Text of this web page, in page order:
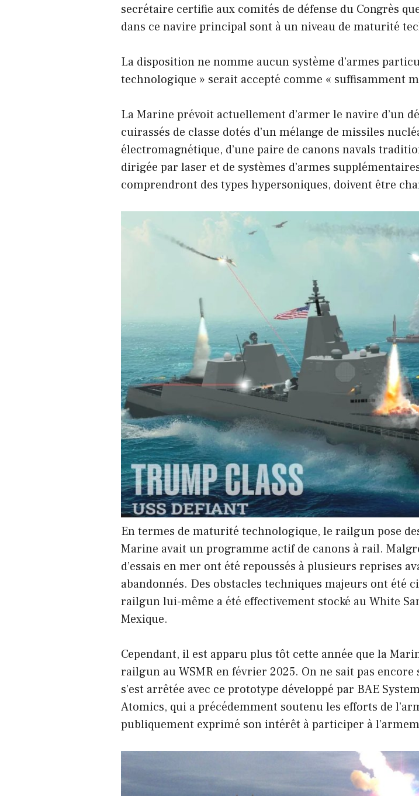
secrétaire certifie aux comités de défense du Congrès
dans ce navire principal sont à un niveau de maturité
La disposition ne nomme aucun système d’armes
technologique » serait accepté comme « suffisamment
La Marine prévoit actuellement d’armer le navire d’un
cuirassés de classe dotés d’un mélange de missiles
électromagnétique, d’une paire de canons navals
dirigée par laser et de systèmes d’armes
comprendront des types hypersoniques, doivent être
En termes de maturité technologique, le railgun pose
Marine avait un programme actif de canons à rail.
d’essais en mer ont été repoussés à plusieurs reprises
abandonnés. Des obstacles techniques majeurs ont été
railgun lui-même a été effectivement stocké au White
Mexique.
Cependant, il est apparu plus tôt cette année que la
railgun au WSMR en février 2025. On ne sait pas
s’est arrêtée avec ce prototype développé par BAE
Atomics, qui a précédemment soutenu les efforts de
publiquement exprimé son intérêt à participer à